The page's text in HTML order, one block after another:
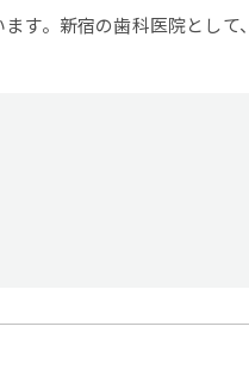
す。新宿の歯科医院として